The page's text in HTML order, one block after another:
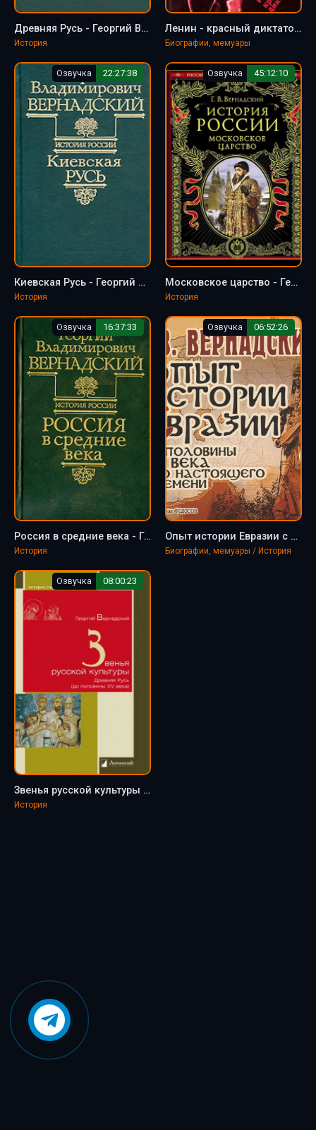
Древняя Русь - Георгий Вернадский
История
Ленин - красный диктатор - Георгий Вернадский
Биографии, мемуары
Озвучка 22:27:38
Киевская Русь - Георгий Вернадский
История
Озвучка 45:12:10
Московское царство - Георгий Вернадский
История
Озвучка 16:37:33
Россия в средние века - Георгий Вернадский
История
Озвучка 06:52:26
Опыт истории Евразии с половины VI века до настоящего времени - Георгий Вернадский
Биографии, мемуары / История
Озвучка 08:00:23
Звенья русской культуры - Георгий Вернадский
История